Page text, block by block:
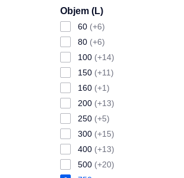
Objem (L)
60 (+6)
80 (+6)
100 (+14)
150 (+11)
160 (+1)
200 (+13)
250 (+5)
300 (+15)
400 (+13)
500 (+20)